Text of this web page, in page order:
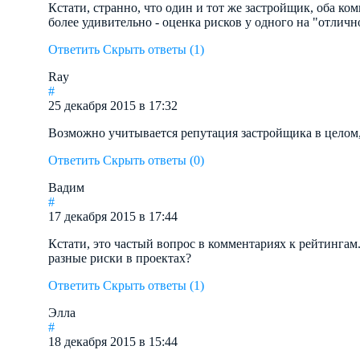
Кстати, странно, что один и тот же застройщик, оба
более удивительно - оценка рисков у одного на
Ответить Скрыть ответы (1)
Ray
#
25 декабря 2015 в 17:32
Возможно учитывается репутация застройщика в
Ответить Скрыть ответы (0)
Вадим
#
17 декабря 2015 в 17:44
Кстати, это частый вопрос в комментариях к
разные риски в проектах?
Ответить Скрыть ответы (1)
Элла
#
18 декабря 2015 в 15:44